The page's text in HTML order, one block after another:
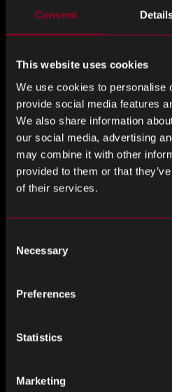
Consent
This website uses cookies
We use cookies to personalise
provide social media features
We also share information
our social media, advertising
may combine it with other
provided to them or that
of their services.
Selection
Necessary
Preferences
Statistics
Marketing
Stef ha impulsado la
avances en computación y
artificial son parte integral de la
permitir a los clientes crear
cadena de suministro.
La carrera de Stef en Rebound
Estados Unidos, mucho tiempo
sede en el Reino Unido.
experimentado a nivel mundial,
una gran longevidad y
Rebound.
Stef comentó:
«Lo que Rebound ha logrado
nada menos que fenomenal.